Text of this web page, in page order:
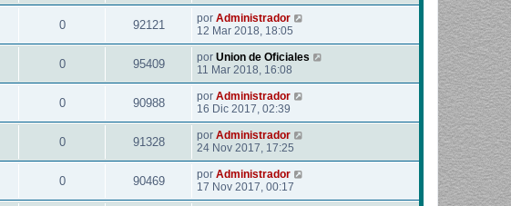
0 92121 por Administrador
12 Mar 2018, 18:05
0 95409 por Union de Oficiales
11 Mar 2018, 16:08
0 90988 por Administrador
16 Dic 2017, 02:39
0 91328 por Administrador
24 Nov 2017, 17:25
0 90469 por Administrador
17 Nov 2017, 00:17